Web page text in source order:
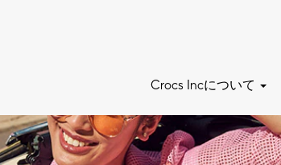
Crocs Incについて